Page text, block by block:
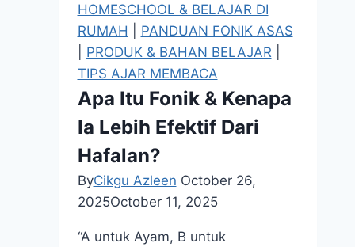
HOMESCHOOL & BELAJAR DI
RUMAH
PANDUAN FONIK ASAS
PRODUK & BAHAN BELAJAR
TIPS AJAR MEMBACA
Apa Itu Fonik & Kenapa
Ia Lebih Efektif Dari
Hafalan?
ByCikgu Azleen October 26,
2025October 11, 2025
“A untuk Ayam, B untuk